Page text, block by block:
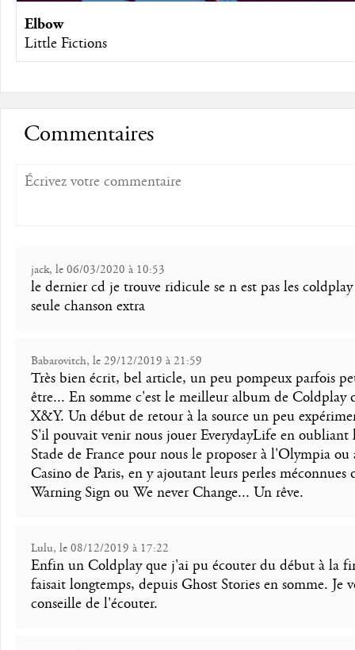
Elbow
Little Fictions
Commentaires
jack, le 06/03/2020 à 10:53
le dernier cd je trouve ridicule se n est pas les
seule chanson extra
Babarovitch, le 29/12/2019 à 21:59
Très bien écrit, bel article, un peu pompeux parfois
être... En somme c'est le meilleur album de Coldplay
X&Y. Un début de retour à la source un peu
S'il pouvait venir nous jouer EverydayLife en oubliant
Stade de France pour nous le proposer à l'Olympia ou
Casino de Paris, en y ajoutant leurs perles méconnues
Warning Sign ou We never Change... Un rêve.
Lulu, le 08/12/2019 à 17:22
Enfin un Coldplay que j'ai pu écouter du début à la
faisait longtemps, depuis Ghost Stories en somme. Je
conseille de l'écouter.